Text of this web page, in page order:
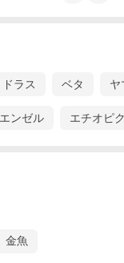
ドラス ベタ ヤ
ンゼル エチオピ
金魚